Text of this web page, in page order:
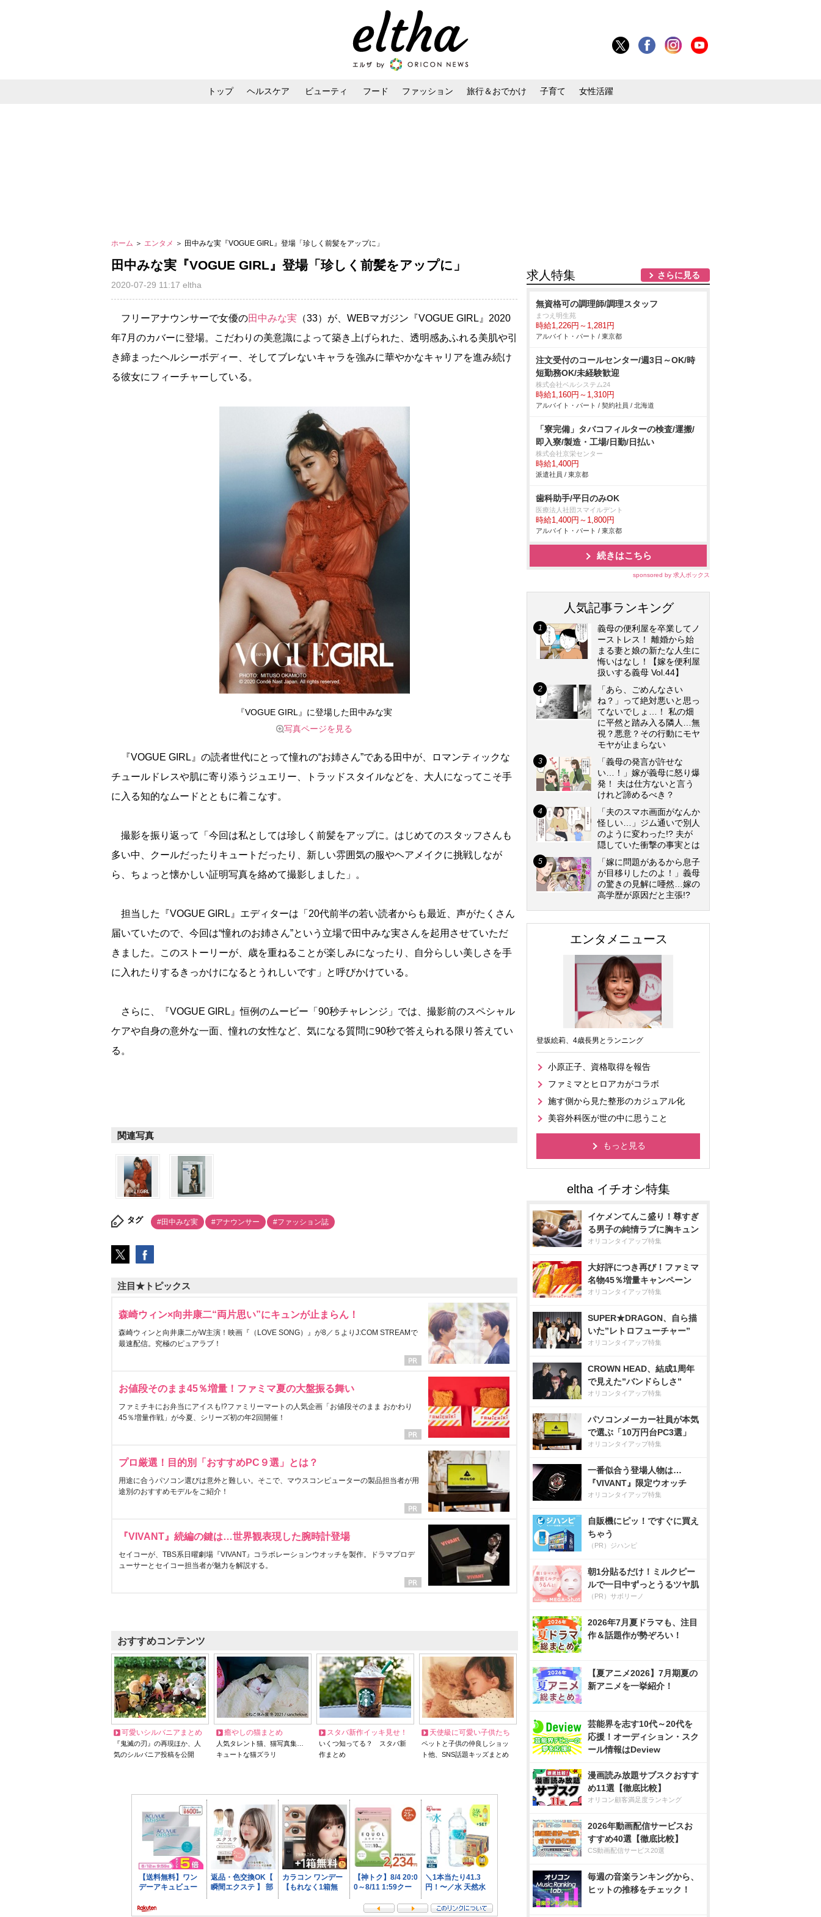
トップ ヘルスケア ビューティ フード ファッション 旅行＆おでかけ 子育て 女性活躍
ホーム ＞ エンタメ ＞ 田中みな実『VOGUE GIRL』登場「珍しく前髪をアップに」
田中みな実『VOGUE GIRL』登場「珍しく前髪をアップに」
2020-07-29 11:17 eltha
フリーアナウンサーで女優の田中みな実 （33）が、WEBマガジン『VOGUE GIRL』2020
年7月のカバーに登場。こだわりの美意識によって築き上げられた、透明感あふれる美肌や引
き締まったヘルシーボディー、そしてブレないキャラを強みに華やかなキャリアを進み続け
る彼女にフィーチャーしている。
『VOGUE GIRL』に登場した田中みな実
写真ページを見る
『VOGUE GIRL』の読者世代にとって憧れの“お姉さん”である田中が、ロマンティックな
チュールドレスや肌に寄り添うジュエリー、トラッドスタイルなどを、大人になってこそ手
に入る知的なムードとともに着こなす。
撮影を振り返って「今回は私としては珍しく前髪をアップに。はじめてのスタッフさんも
多い中、クールだったりキュートだったり、新しい雰囲気の服やヘアメイクに挑戦しなが
ら、ちょっと懐かしい証明写真を絡めて撮影しました」。
担当した『VOGUE GIRL』エディターは「20代前半の若い読者からも最近、声がたくさん
届いていたので、今回は“憧れのお姉さん”という立場で田中みな実さんを起用させていただ
きました。このストーリーが、歳を重ねることが楽しみになったり、自分らしい美しさを手
に入れたりするきっかけになるとうれしいです」と呼びかけている。
さらに、『VOGUE GIRL』恒例のムービー「90秒チャレンジ」では、撮影前のスペシャル
ケアや自身の意外な一面、憧れの女性など、気になる質問に90秒で答えられる限り答えてい
る。
関連写真
タグ #田中みな実 #アナウンサー #ファッション誌
注目★トピックス
森崎ウィン×向井康二“両片思い”にキュンが止まらん！
森崎ウィンと向井康二がW主演！映画『（LOVE SONG）』が8／５よりJ:COM STREAMで
最速配信。究極のピュアラブ！
お値段そのまま45％増量！ファミマ夏の大盤振る舞い
ファミチキにお弁当にアイスも!?ファミリーマートの人気企画「お値段そのまま おかわり
45％増量作戦」が今夏、シリーズ初の年2回開催！
プロ厳選！目的別「おすすめPC９選」とは？
用途に合うパソコン選びは意外と難しい。そこで、マウスコンピューターの製品担当者が用
途別のおすすめモデルをご紹介！
『VIVANT』続編の鍵は…世界観表現した腕時計登場
セイコーが、TBS系日曜劇場『VIVANT』コラボレーションウオッチを製作。ドラマプロデ
ューサーとセイコー担当者が魅力を解説する。
おすすめコンテンツ
可愛いシルバニアまとめ
『鬼滅の刃』の再現ほか、人
気のシルバニア投稿を公開
癒やしの猫まとめ
人気タレント猫、猫写真集…
キュートな猫ズラリ
スタバ新作イッキ見せ！
いくつ知ってる？ スタバ新
作まとめ
天使級に可愛い子供たち
ペットと子供の仲良しショッ
ト他、SNS話題キッズまとめ
求人特集 さらに見る
無資格可の調理師/調理スタッフ
まつえ明生苑
時給1,226円～1,281円
アルバイト・パート / 東京都
注文受付のコールセンター/週3日～OK/時
短勤務OK/未経験歓迎
株式会社ベルシステム24
時給1,160円～1,310円
アルバイト・パート / 契約社員 / 北海道
「寮完備」タバコフィルターの検査/運搬/
即入寮/製造・工場/日勤/日払い
株式会社京栄センター
時給1,400円
派遣社員 / 東京都
歯科助手/平日のみOK
医療法人社団スマイルデント
時給1,400円～1,800円
アルバイト・パート / 東京都
続きはこちら
sponsored by 求人ボックス
人気記事ランキング
義母の便利屋を卒業してノ
ーストレス！ 離婚から始
まる妻と娘の新たな人生に
悔いはなし！【嫁を便利屋
扱いする義母 Vol.44】
「あら、ごめんなさい
ね？」って絶対悪いと思っ
てないでしょ…！ 私の畑
に平然と踏み入る隣人…無
視？悪意？その行動にモヤ
モヤが止まらない
「義母の発言が許せな
い…！」嫁が義母に怒り爆
発！ 夫は仕方ないと言う
けれど諦めるべき？
「夫のスマホ画面がなんか
怪しい…」ジム通いで別人
のように変わった!? 夫が
隠していた衝撃の事実とは
「嫁に問題があるから息子
が目移りしたのよ！」義母
の驚きの見解に唖然…嫁の
高学歴が原因だと主張!?
エンタメニュース
登坂絵莉、4歳長男とランニング
小原正子、資格取得を報告
ファミマとヒロアカがコラボ
施す側から見た整形のカジュアル化
美容外科医が世の中に思うこと
もっと見る
イケメンてんこ盛り！尊すぎ
る男子の純情ラブに胸キュン
オリコンタイアップ特集
大好評につき再び！ファミマ
名物45％増量キャンペーン
オリコンタイアップ特集
SUPER★DRAGON、自ら描
いた”レトロフューチャー”
オリコンタイアップ特集
CROWN HEAD、結成1周年
で見えた”バンドらしさ”
オリコンタイアップ特集
パソコンメーカー社員が本気
で選ぶ「10万円台PC3選」
オリコンタイアップ特集
一番似合う登場人物は…
『VIVANT』限定ウオッチ
オリコンタイアップ特集
自販機にピッ！ですぐに買え
ちゃう
（PR）ジハンピ
朝1分貼るだけ！ミルクピー
ルで一日中ずっとうるツヤ肌
（PR）サボリーノ
2026年7月夏ドラマも、注目
作＆話題作が勢ぞろい！
【夏アニメ2026】7月期夏の
新アニメを一挙紹介！
芸能界を志す10代～20代を
応援！オーディション・スク
ール情報はDeview
漫画読み放題サブスクおすす
め11選【徹底比較】
オリコン顧客満足度ランキング
2026年動画配信サービスお
すすめ40選【徹底比較】
CS動画配信サービス20選
毎週の音楽ランキングから、
ヒットの推移をチェック！